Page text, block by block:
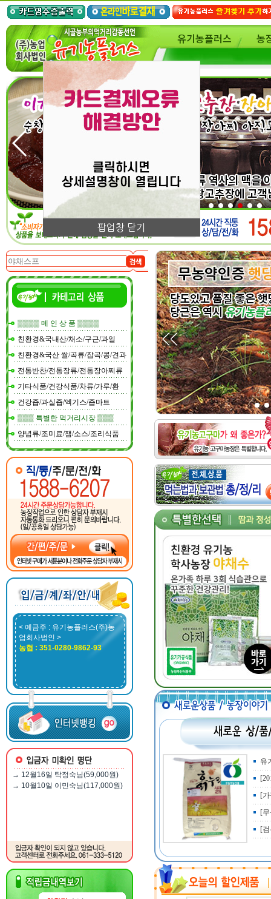
유기농플러스 농
▒▒▒▒ 메 인 상 품 ▒▒▒▒
친환경&국내산/채소/구근/과일
친환경&국산 쌀/곡류/잡곡/콩/견과
전통반찬/전통장류/전통장아찌류
기타식품/건강식품/차류/가루/환
건강즙/과실즙/엑기스/즙마트
▒▒▒ 특별한 먹거리시장 ▒▒▒
양념류/조미료/잼/소스/조리식품
< 예금주 : 유기농플러스(주)농
업회사법인 >
농협 : 351-0280-9862-93
유
[
[
[
팝업창 닫기